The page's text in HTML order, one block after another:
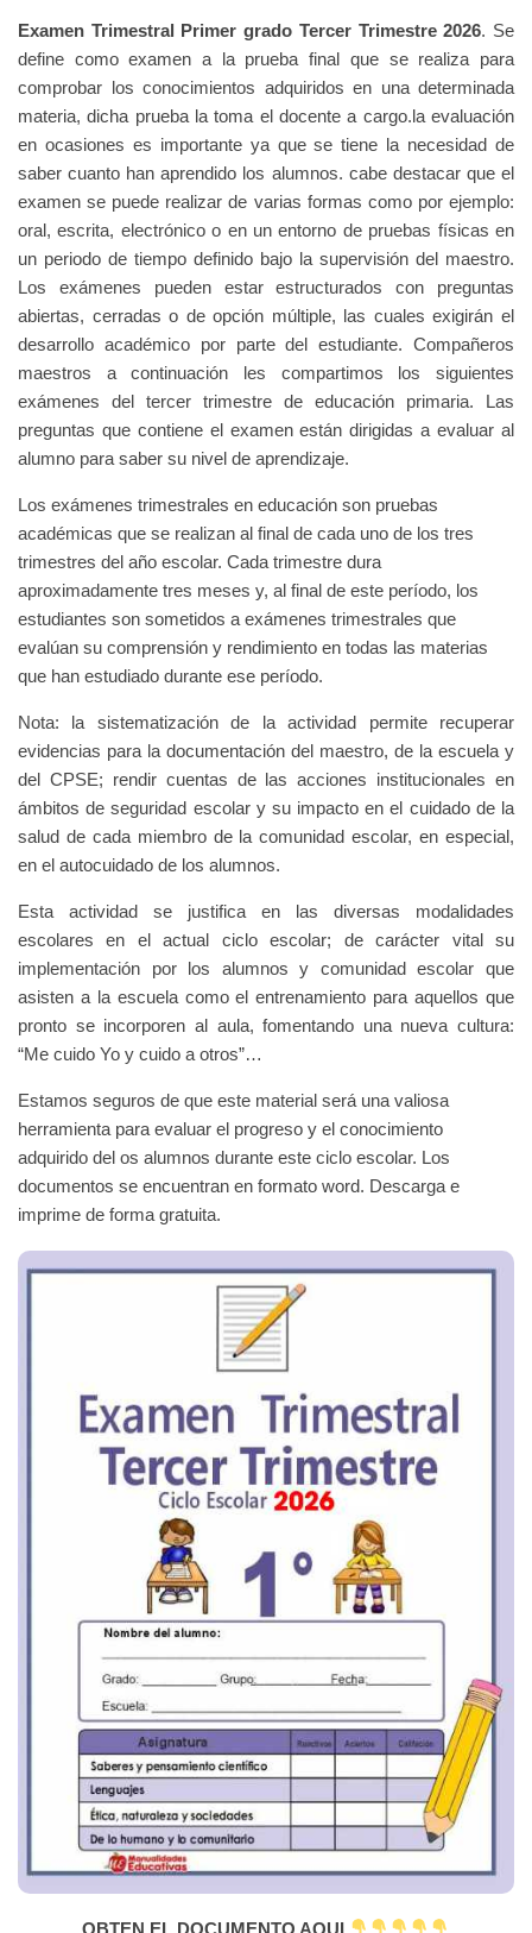
Examen Trimestral Primer grado Tercer Trimestre 2026. Se
define como examen a la prueba final que se realiza para
comprobar los conocimientos adquiridos en una determinada
materia, dicha prueba la toma el docente a cargo.la evaluación
en ocasiones es importante ya que se tiene la necesidad de
saber cuanto han aprendido los alumnos. cabe destacar que el
examen se puede realizar de varias formas como por ejemplo:
oral, escrita, electrónico o en un entorno de pruebas físicas en
un periodo de tiempo definido bajo la supervisión del maestro.
Los exámenes pueden estar estructurados con preguntas
abiertas, cerradas o de opción múltiple, las cuales exigirán el
desarrollo académico por parte del estudiante. Compañeros
maestros a continuación les compartimos los siguientes
exámenes del tercer trimestre de educación primaria. Las
preguntas que contiene el examen están dirigidas a evaluar al
alumno para saber su nivel de aprendizaje.
Los exámenes trimestrales en educación son pruebas
académicas que se realizan al final de cada uno de los tres
trimestres del año escolar. Cada trimestre dura
aproximadamente tres meses y, al final de este período, los
estudiantes son sometidos a exámenes trimestrales que
evalúan su comprensión y rendimiento en todas las materias
que han estudiado durante ese período.
Nota: la sistematización de la actividad permite recuperar
evidencias para la documentación del maestro, de la escuela y
del CPSE; rendir cuentas de las acciones institucionales en
ámbitos de seguridad escolar y su impacto en el cuidado de la
salud de cada miembro de la comunidad escolar, en especial,
en el autocuidado de los alumnos.
Esta actividad se justifica en las diversas modalidades
escolares en el actual ciclo escolar; de carácter vital su
implementación por los alumnos y comunidad escolar que
asisten a la escuela como el entrenamiento para aquellos que
pronto se incorporen al aula, fomentando una nueva cultura:
“Me cuido Yo y cuido a otros”…
Estamos seguros de que este material será una valiosa
herramienta para evaluar el progreso y el conocimiento
adquirido del os alumnos durante este ciclo escolar. Los
documentos se encuentran en formato word. Descarga e
imprime de forma gratuita.
OBTEN EL DOCUMENTO AQUI